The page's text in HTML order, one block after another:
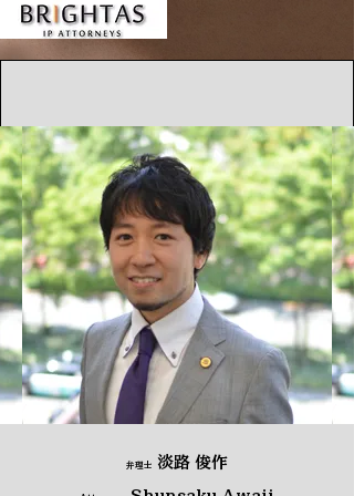
弁理士 淡路 俊作